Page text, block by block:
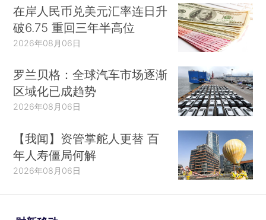
在岸人民币兑美元汇率连日升
破6.75 重回三年半高位
2026年08月06日
罗兰贝格：全球汽车市场逐渐
区域化已成趋势
2026年08月06日
【我闻】资管掌舵人更替 百
年人寿僵局何解
2026年08月06日